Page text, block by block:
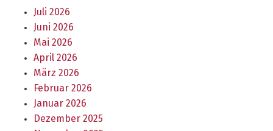
Juli 2026
Juni 2026
Mai 2026
April 2026
März 2026
Februar 2026
Januar 2026
Dezember 2025